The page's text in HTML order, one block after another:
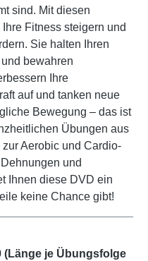
sind. Mit diesen
Fitness steigern und
Sie halten Ihren
bewahren
Ihre
auf und tanken neue
Bewegung – das ist
Übungen aus
Aerobic und Cardio-
und
Ihnen diese DVD ein
keine Chance gibt!
(Länge je Übungsfolge